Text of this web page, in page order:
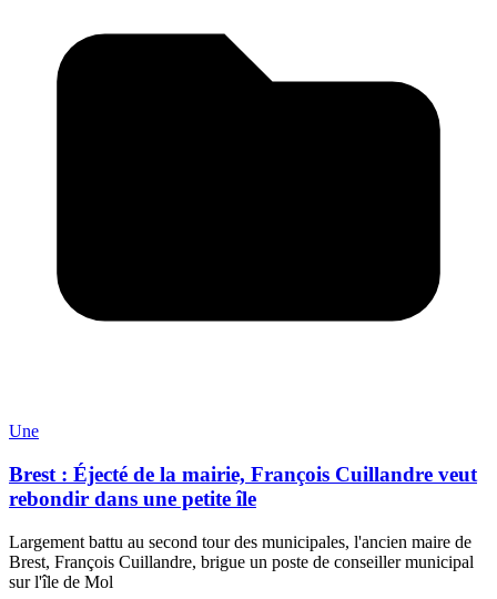
Une
Brest : Éjecté de la mairie, François Cuillandre veut
rebondir dans une petite île
Largement battu au second tour des municipales, l'ancien maire de
Brest, François Cuillandre, brigue un poste de conseiller municipal
sur l'île de Mol